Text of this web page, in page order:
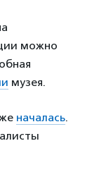
можно
музея.
началась.